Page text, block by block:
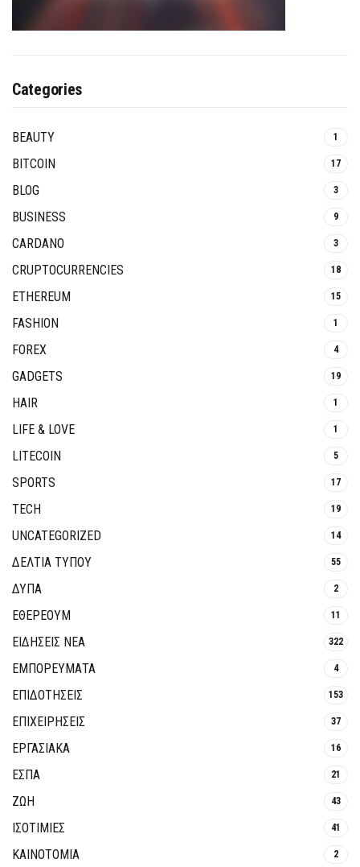
Categories
BEAUTY 1
BITCOIN 17
BLOG 3
BUSINESS 9
CARDANO 3
CRUPTOCURRENCIES 18
ETHEREUM 15
FASHION 1
FOREX 4
GADGETS 19
HAIR 1
LIFE & LOVE 1
LITECOIN 5
SPORTS 17
TECH 19
UNCATEGORIZED 14
ΔΕΛΤΙΑ ΤΥΠΟΥ 55
ΔΥΠΑ 2
ΕΘΈΡΕΟΥΜ 11
ΕΙΔΗΣΕΙΣ ΝΕΑ 322
ΕΜΠΟΡΕΥΜΑΤΑ 4
ΕΠΙΔΟΤΗΣΕΙΣ 153
ΕΠΙΧΕΙΡΗΣΕΙΣ 37
ΕΡΓΑΣΙΑΚΑ 16
ΕΣΠΑ 21
ΖΩΗ 43
ΙΣΟΤΙΜΙΕΣ 41
ΚΑΙΝΟΤΟΜΊΑ 2